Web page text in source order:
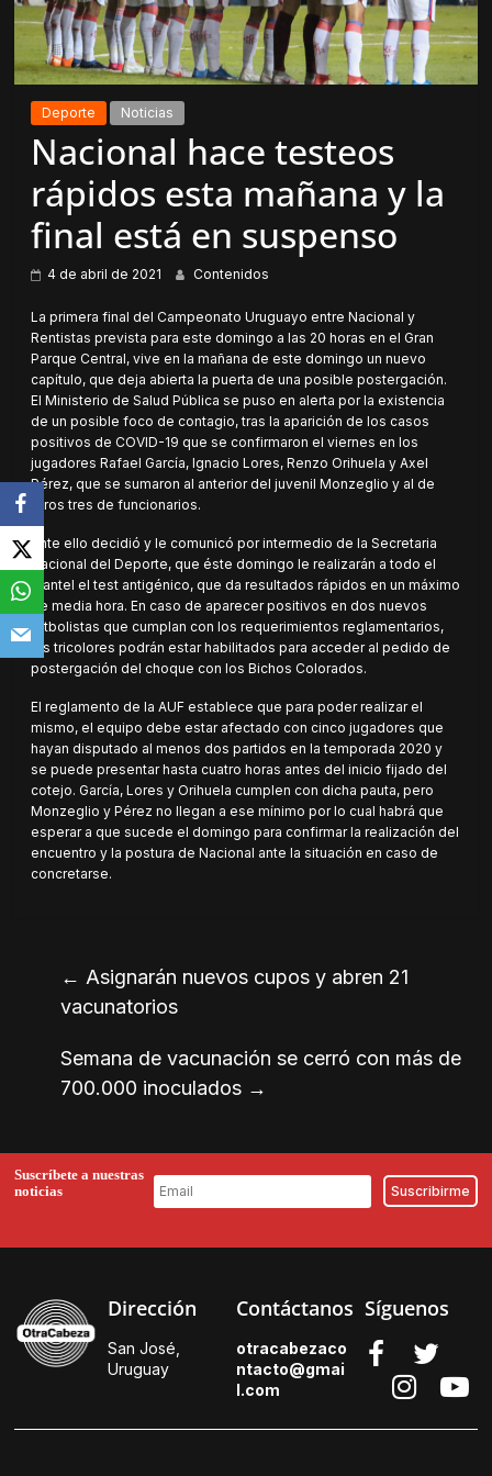
Deporte Noticias
Nacional hace testeos
rápidos esta mañana y la
final está en suspenso
4 de abril de 2021 Contenidos
La primera final del Campeonato Uruguayo entre Nacional y
Rentistas prevista para este domingo a las 20 horas en el Gran
Parque Central, vive en la mañana de este domingo un nuevo
capítulo, que deja abierta la puerta de una posible postergación.
El Ministerio de Salud Pública se puso en alerta por la existencia
de un posible foco de contagio, tras la aparición de los casos
positivos de COVID-19 que se confirmaron el viernes en los
jugadores Rafael García, Ignacio Lores, Renzo Orihuela y Axel
Pérez, que se sumaron al anterior del juvenil Monzeglio y al de
otros tres de funcionarios.
Ante ello decidió y le comunicó por intermedio de la Secretaria
Nacional del Deporte, que éste domingo le realizarán a todo el
plantel el test antigénico, que da resultados rápidos en un máximo
de media hora. En caso de aparecer positivos en dos nuevos
futbolistas que cumplan con los requerimientos reglamentarios,
los tricolores podrán estar habilitados para acceder al pedido de
postergación del choque con los Bichos Colorados.
El reglamento de la AUF establece que para poder realizar el
mismo, el equipo debe estar afectado con cinco jugadores que
hayan disputado al menos dos partidos en la temporada 2020 y
se puede presentar hasta cuatro horas antes del inicio fijado del
cotejo. García, Lores y Orihuela cumplen con dicha pauta, pero
Monzeglio y Pérez no llegan a ese mínimo por lo cual habrá que
esperar a que sucede el domingo para confirmar la realización del
encuentro y la postura de Nacional ante la situación en caso de
concretarse.
← Asignarán nuevos cupos y abren 21
vacunatorios
Semana de vacunación se cerró con más de
700.000 inoculados →
Suscríbete a nuestras
noticias
Dirección
San José,
Uruguay
Contáctanos
otracabezaco
ntacto@gmai
l.com
Síguenos